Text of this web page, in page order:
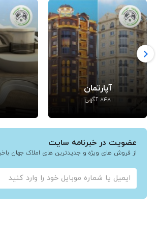
آپارتمان
848 آگهی
عضویت در خبرنامه سایت
از فروش های ویژه و جدیدترین های املاک جهان